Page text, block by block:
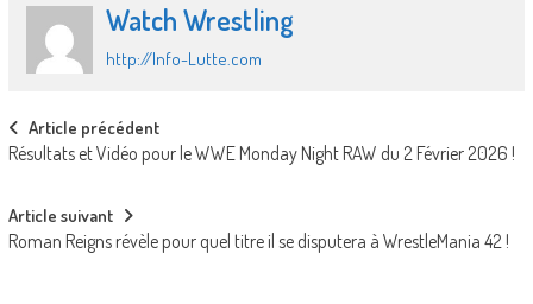
Watch Wrestling
http://Info-Lutte.com
Post
navigation
Article précédent
Résultats et Vidéo pour le WWE Monday Night RAW du 2 Février 2026 !
Article suivant
Roman Reigns révèle pour quel titre il se disputera à WrestleMania 42 !